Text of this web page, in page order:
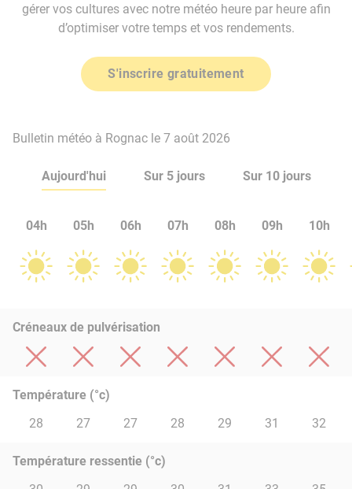
gérer vos cultures avec notre météo heure par heure afin
d’optimiser votre temps et vos rendements.
S'inscrire gratuitement
Bulletin météo à Rognac le 7 août 2026
Aujourd'hui Sur 5 jours Sur 10 jours
04h 05h 06h 07h 08h 09h 10h
Créneaux de pulvérisation
Température (°c)
28
27 27 28 29 31 32
Température ressentie (°c)